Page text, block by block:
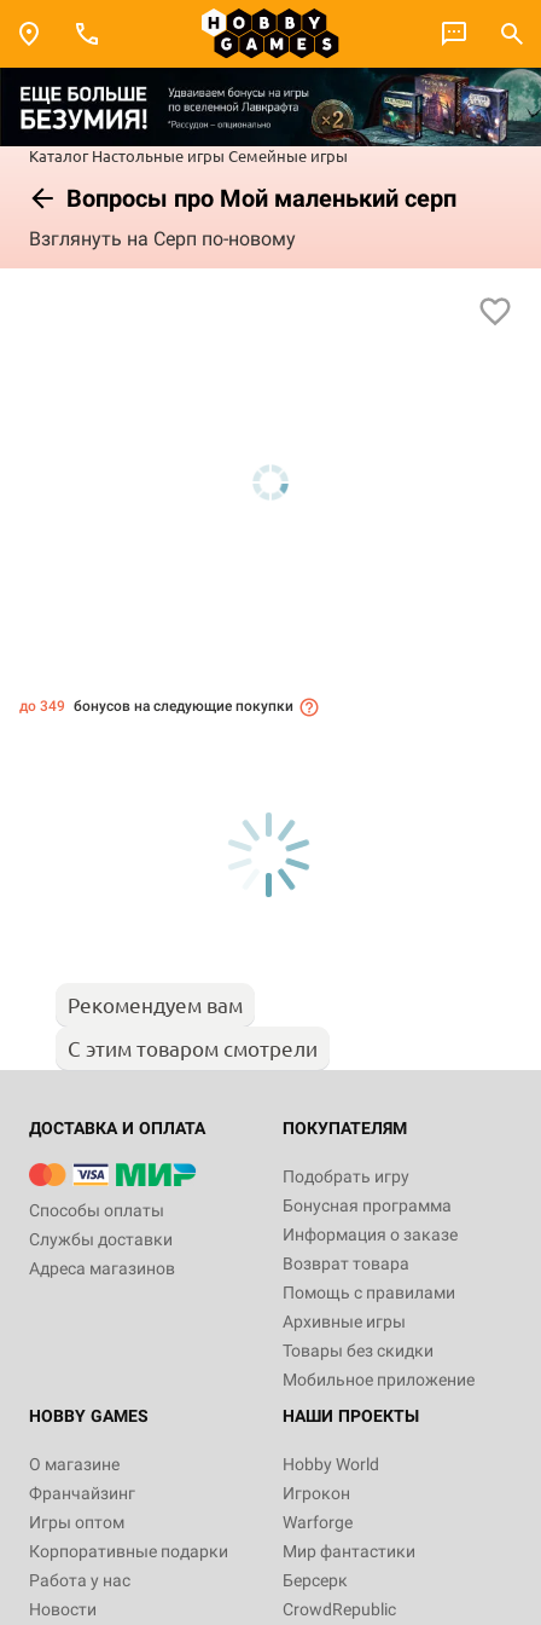
Каталог Настольные игры Семейные игры
Вопросы про Мой маленький серп
Взглянуть на Серп по-новому
до 349 бонусов на следующие покупки
Рекомендуем вам
С этим товаром смотрели
ДОСТАВКА И ОПЛАТА
Способы оплаты
Службы доставки
Адреса магазинов
ПОКУПАТЕЛЯМ
Подобрать игру
Бонусная программа
Информация о заказе
Возврат товара
Помощь с правилами
Архивные игры
Товары без скидки
Мобильное приложение
HOBBY GAMES
О магазине
Франчайзинг
Игры оптом
Корпоративные подарки
Работа у нас
Новости
НАШИ ПРОЕКТЫ
Hobby World
Игрокон
Warforge
Мир фантастики
Берсерк
CrowdRepublic